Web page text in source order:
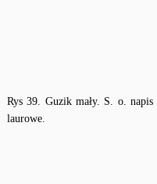
Rys 39. Guzik mały. S. o.
laurowe.